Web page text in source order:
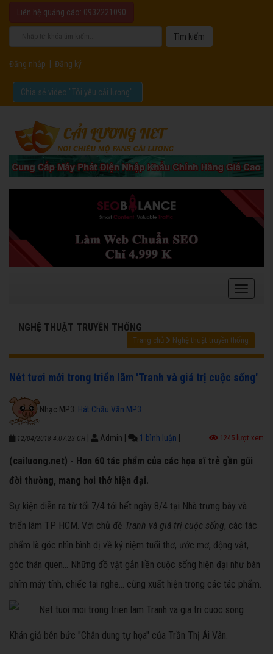
Liên hệ quảng cáo: 0932221090
Đăng nhập Đăng ký
Chia sẻ video "Tôi yêu cải lương".
NGHỆ THUẬT TRUYỀN THỐNG
Trang chủ Nghệ thuật truyền thống
Nét tươi mới trong triển lãm 'Tranh và giá trị cuộc sống'
Nhạc MP3: Hát Chầu Văn MP3
12/04/2018 4:07:23 CH Admin 1 bình luận 1245 lượt xem
(cailuong.net) - Hơn 60 tác phẩm của các họa sĩ trẻ gần gũi
đời thường, mang hơi thở hiện đại.
Sự kiện diễn ra từ tối 7/4 tới hết ngày 8/4 tại Nhà trưng bày và
triển lãm TP HCM. Với chủ đề Tranh và giá trị cuộc sống, các tác
phẩm là góc nhìn bình dị về kỷ niệm tuổi thơ, ước mơ, động vật,
góc thân quen... Những đồ vật gắn liền cuộc sống hiện đại như bàn
phím máy tính, chiếc tai nghe... cũng xuất hiện trong các tác phẩm.
Khán giả bên bức "Chân dung tự họa" của Trần Thị Ái Vân.